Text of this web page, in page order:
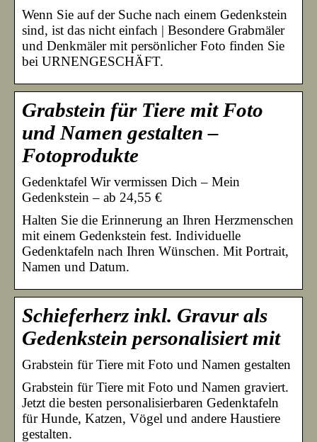
Wenn Sie auf der Suche nach einem Gedenkstein
sind, ist das nicht einfach | Besondere Grabmäler
und Denkmäler mit persönlicher Foto finden Sie
bei URNENGESCHÄFT.
Grabstein für Tiere mit Foto
und Namen gestalten –
Fotoprodukte
Gedenktafel Wir vermissen Dich – Mein
Gedenkstein – ab 24,55 €
Halten Sie die Erinnerung an Ihren Herzmenschen
mit einem Gedenkstein fest. Individuelle
Gedenktafeln nach Ihren Wünschen. Mit Portrait,
Namen und Datum.
Schieferherz inkl. Gravur als
Gedenkstein personalisiert mit
Grabstein für Tiere mit Foto und Namen gestalten
Grabstein für Tiere mit Foto und Namen graviert.
Jetzt die besten personalisierbaren Gedenktafeln
für Hunde, Katzen, Vögel und andere Haustiere
gestalten.